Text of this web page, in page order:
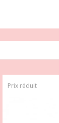
Prix réduit